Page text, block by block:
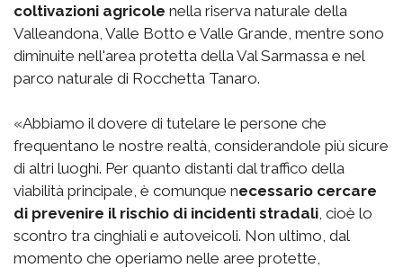
coltivazioni agricole nella riserva naturale della
Valleandona, Valle Botto e Valle Grande, mentre sono
diminuite nell'area protetta della Val Sarmassa e nel
parco naturale di Rocchetta Tanaro.
«Abbiamo il dovere di tutelare le persone che
frequentano le nostre realtà, considerandole più sicure
di altri luoghi. Per quanto distanti dal traffico della
viabilità principale, è comunque necessario cercare
di prevenire il rischio di incidenti stradali , cioè lo
scontro tra cinghiali e autoveicoli. Non ultimo, dal
momento che operiamo nelle aree protette,